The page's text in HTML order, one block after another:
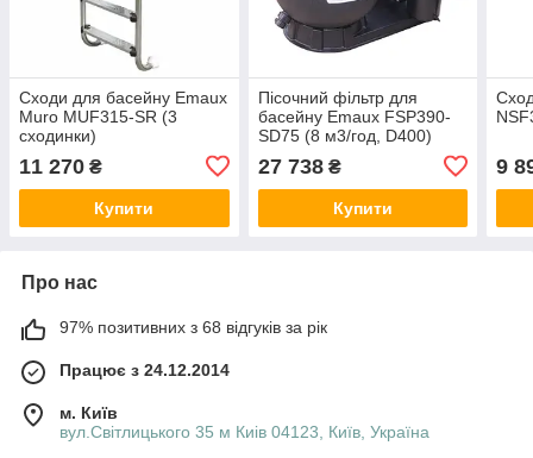
Сходи для басейну Emaux
Muro MUF315-SR (3
сходинки)
11 270 ₴
Купити
Пісочний фільтр для
басейну Emaux FSP390-
SD75 (8 м3/год, D400)
27 738₴
Купити
9
Про нас
97% позитивних з 68 відгуків за рік
Працює з 24.12.2014
м. Київ
вул.Світлицького 35 м Киів 04123, Київ, Україна